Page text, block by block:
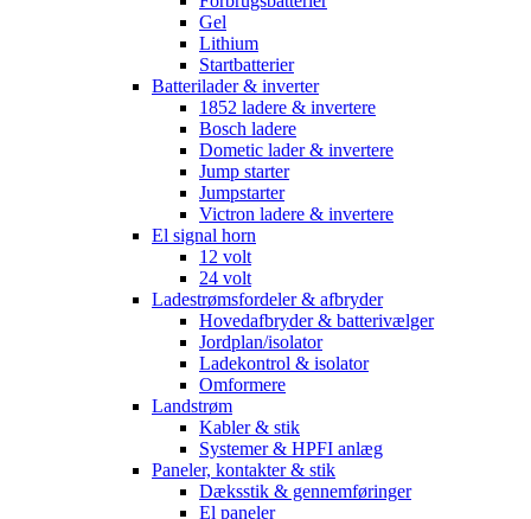
Gel
Lithium
Startbatterier
Batterilader & inverter
1852 ladere & invertere
Bosch ladere
Dometic lader & invertere
Jump starter
Jumpstarter
Victron ladere & invertere
El signal horn
12 volt
24 volt
Ladestrømsfordeler & afbryder
Hovedafbryder & batterivælger
Jordplan/isolator
Ladekontrol & isolator
Omformere
Landstrøm
Kabler & stik
Systemer & HPFI anlæg
Paneler, kontakter & stik
Dæksstik & gennemføringer
El paneler